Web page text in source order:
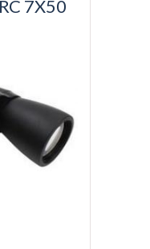
7X50